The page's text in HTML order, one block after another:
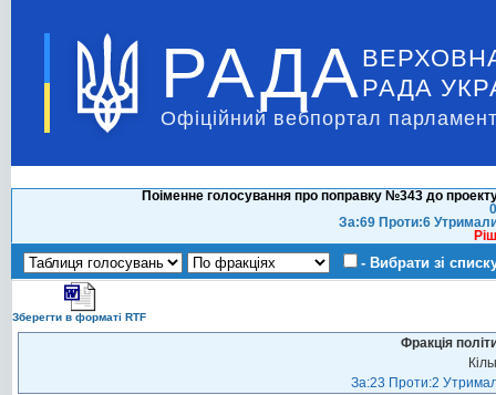
РАДА РАДА
Офіційний вебпортал
Поіменне голосування про поправку №343 до
За:69 Проти:6
- Вибрати зі
Зберегти в форматі RTF
Фракція
За:23 Проти:2